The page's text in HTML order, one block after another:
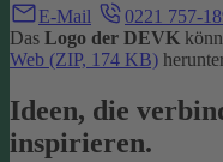
E-Mail
0221 757-
Das Logo der DEVK
Web (ZIP, 174 KB)
Ideen, die
inspirieren.